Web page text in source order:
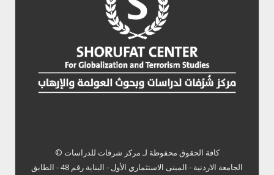
كافة الحقوق محفوظة لـ مركز شرفات للدراسات ©
الجامعة الاردنية - المبنى الاستثماري الأول - البناية رقم 48 - الطابق